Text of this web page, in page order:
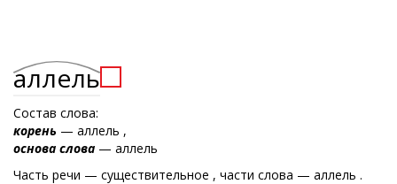
аллель
Состав слова:
корень — аллель ,
основа слова — аллель
Часть речи — существительное , части слова — аллель .